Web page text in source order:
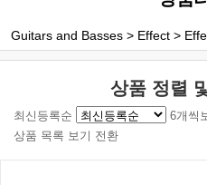
Guitars and Basses > Effect >
상품 정렬
최신등록순
6개씩
상품 목록 보기 전환